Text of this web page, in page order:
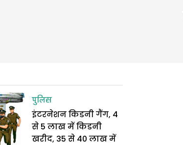
पुलिस
इंटरनेशन किडनी गैंग, 4
से 5 लाख में किडनी
खरीद, 35 से 40 लाख में